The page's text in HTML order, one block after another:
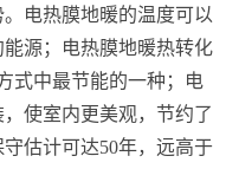
电热膜地暖的温度可以
源；电热膜地暖热转化
式中最节能的一种；电
使室内更美观，节约了
估计可达50年，远高于